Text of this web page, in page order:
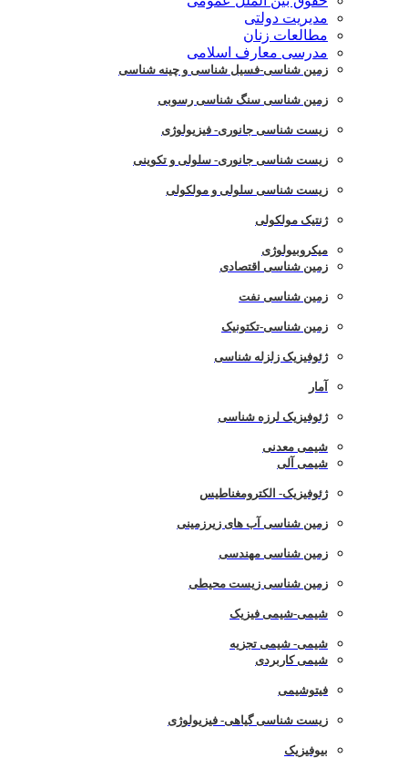
مدیریت دولتی
مطالعات زنان
مدرسی معارف اسلامی
زمین شناسی-فسیل شناسی و چینه شناسی
زمین شناسی سنگ شناسی رسوبی
زیست شناسی جانوری- فیزیولوژی
زیست شناسی جانوری- سلولی و تکوینی
زیست شناسی سلولی و مولکولی
ژنتیک مولکولی
میکروبیولوژی
زمین شناسی اقتصادی
زمین شناسی نفت
زمین شناسی-تکتونیک
ژئوفیزیک زلزله شناسی
آمار
ژئوفیزیک لرزه شناسی
شیمی معدنی
شیمی آلی
ژئوفیزیک- الکترومغناطیس
زمین شناسی آب های زیرزمینی
زمین شناسی مهندسی
زمین شناسی زیست محیطی
شیمی-شیمی فیزیک
شیمی- شیمی تجزیه
شیمی کاربردی
فیتوشیمی
زیست شناسی گیاهی- فیزیولوژی
بیوفیزیک